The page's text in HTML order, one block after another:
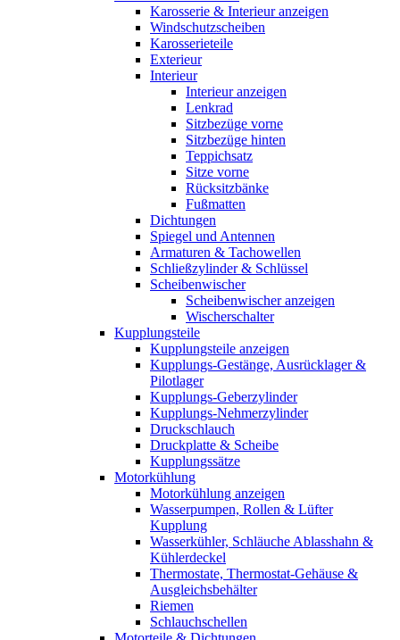
Karosserie & Interieur anzeigen
Windschutzscheiben
Karosserieteile
Exterieur
Interieur
Interieur anzeigen
Lenkrad
Sitzbezüge vorne
Sitzbezüge hinten
Teppichsatz
Sitze vorne
Rücksitzbänke
Fußmatten
Dichtungen
Spiegel und Antennen
Armaturen & Tachowellen
Schließzylinder & Schlüssel
Scheibenwischer
Scheibenwischer anzeigen
Wischerschalter
Kupplungsteile
Kupplungsteile anzeigen
Kupplungs-Gestänge, Ausrücklager &
Pilotlager
Kupplungs-Geberzylinder
Kupplungs-Nehmerzylinder
Druckschlauch
Druckplatte & Scheibe
Kupplungssätze
Motorkühlung
Motorkühlung anzeigen
Wasserpumpen, Rollen & Lüfter
Kupplung
Wasserkühler, Schläuche Ablasshahn &
Kühlerdeckel
Thermostate, Thermostat-Gehäuse &
Ausgleichsbehälter
Riemen
Schlauchschellen